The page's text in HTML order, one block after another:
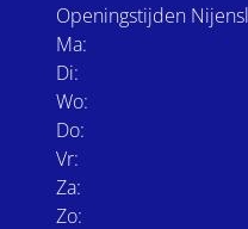
Openingstijden
Ma:
Di:
Wo:
Do:
Vr:
Za:
Zo: